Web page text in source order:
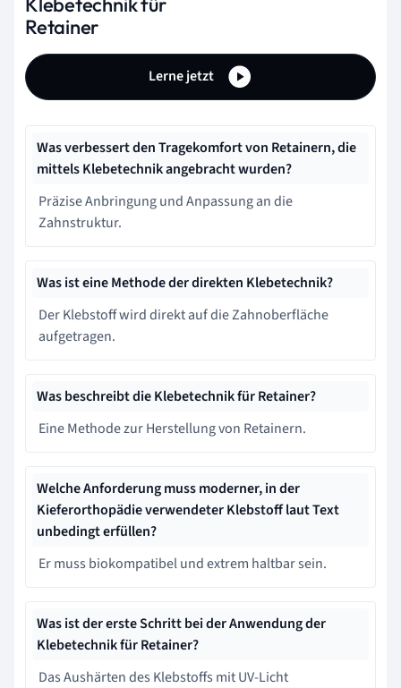
Retainer
Lerne jetzt
Was verbessert den Tragekomfort von Retainern, die
mittels Klebetechnik angebracht wurden?
Präzise Anbringung und Anpassung an die
Zahnstruktur.
Was ist eine Methode der direkten Klebetechnik?
Der Klebstoff wird direkt auf die Zahnoberfläche
aufgetragen.
Was beschreibt die Klebetechnik für Retainer?
Eine Methode zur Herstellung von Retainern.
Welche Anforderung muss moderner, in der
Kieferorthopädie verwendeter Klebstoff laut Text
unbedingt erfüllen?
Er muss biokompatibel und extrem haltbar sein.
Was ist der erste Schritt bei der Anwendung der
Klebetechnik für Retainer?
Das Aushärten des Klebstoffs mit UV-Licht